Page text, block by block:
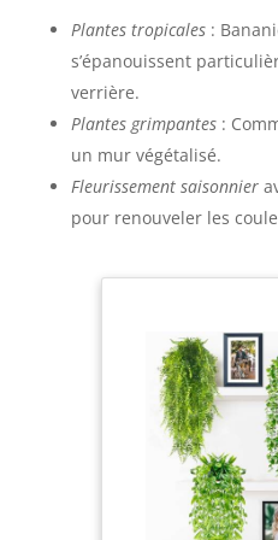
Plantes tropicales:
s’épanouissent
verrière.
Plantes grimpantes:
un mur végétalisé.
Fleurissement saisonnier
pour renouveler les